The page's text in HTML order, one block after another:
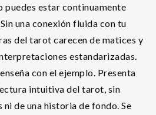
estar continuamente
una conexión fluida con tu
del tarot carecen de matices y
estandarizadas.
con el ejemplo. Presenta
intuitiva del tarot, sin
de una historia de fondo. Se